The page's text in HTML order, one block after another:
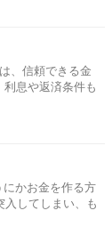
、信頼できる金
息や返済条件も
かお金を作る方
してしまい、も